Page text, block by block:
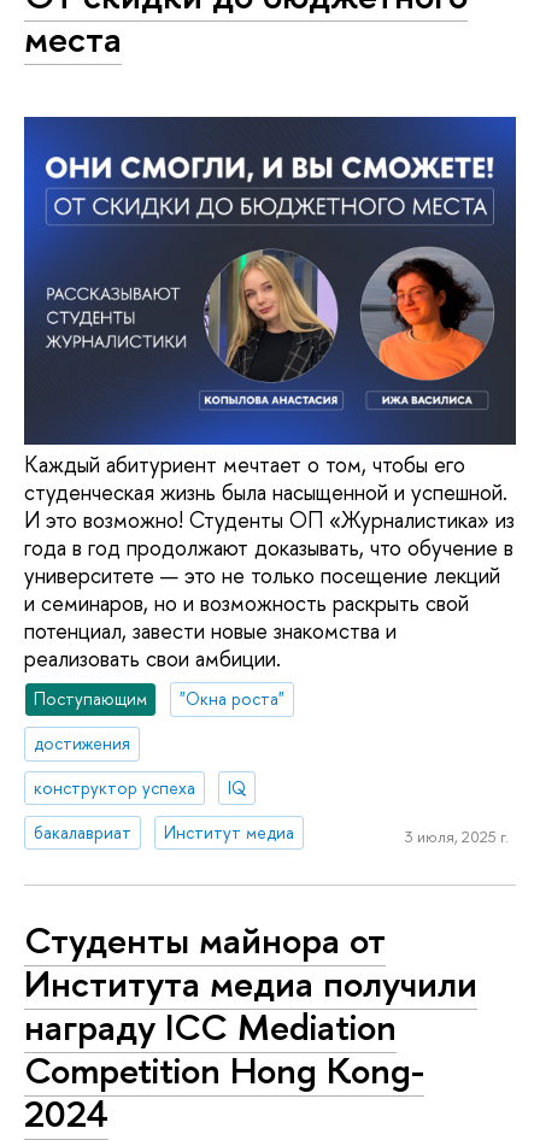
места
Каждый абитуриент мечтает о том, чтобы его
студенческая жизнь была насыщенной и успешной.
И это возможно! Студенты ОП «Журналистика» из
года в год продолжают доказывать, что обучение в
университете — это не только посещение лекций
и семинаров, но и возможность раскрыть свой
потенциал, завести новые знакомства и
реализовать свои амбиции.
Поступающим
"Окна роста"
достижения
конструктор успеха
IQ
бакалавриат
Институт медиа 3 июля, 2025 г.
Студенты майнора от
Института медиа получили
награду ICC Mediation
Competition Hong Kong-
2024